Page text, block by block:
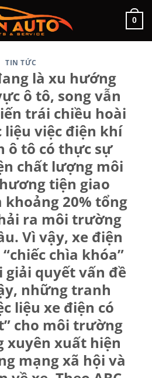
0
TIN TỨC
là xu hướng
ô tô, song vẫn
trái chiều hoài
liệu việc điện khí
ô tô có thực sự
chất lượng môi
tiện giao
20% tổng
ra môi trường
Vì vậy, xe điện
chìa khóa”
giải quyết vấn đề
những tranh
liệu xe điện có
cho môi trường
xuyên xuất hiện
mạng xã hội và